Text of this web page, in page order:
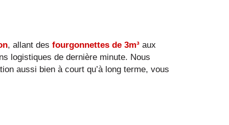
, allant des fourgonnettes de 3m³ aux
logistiques de dernière minute. Nous
aussi bien à court qu’à long terme, vous